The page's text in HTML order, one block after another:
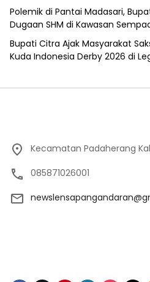
Polemik di Pantai Madasari,
Dugaan SHM di Kawasan
Bupati Citra Ajak Masyarakat
Kuda Indonesia Derby 2026 di
Kecamatan Padaherang
085871026001